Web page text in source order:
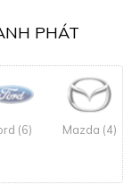
PHÁT
(6) Mazda (4)